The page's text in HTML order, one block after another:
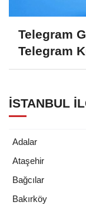
Telegram
Telegram
İSTANBUL
Adalar
Ataşehir
Bağcılar
Bakırköy